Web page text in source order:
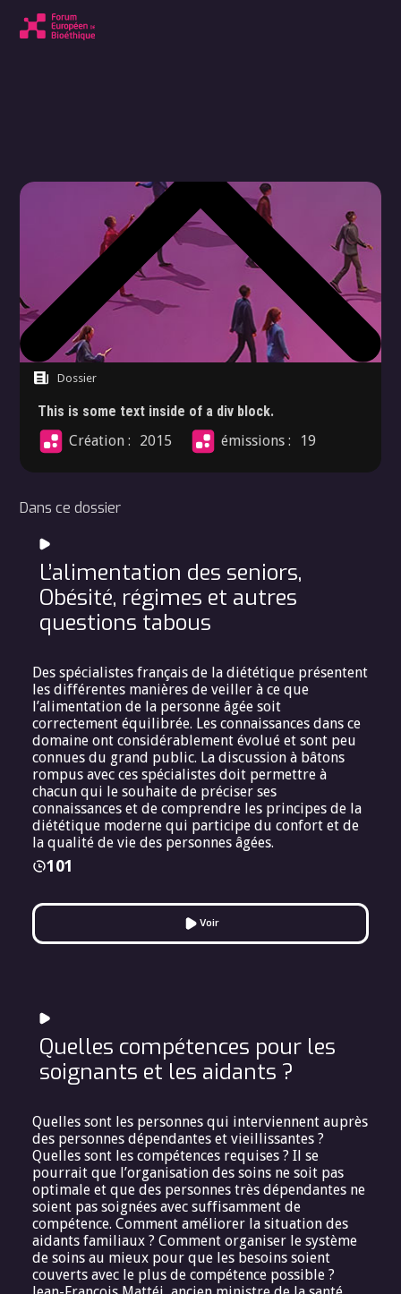
This is some text inside of a div block.
Création :
2015 émissions : 19
Dossier
Dans ce dossier
L’alimentation des seniors,
Obésité, régimes et autres
questions tabous
Des spécialistes français de la diététique présentent
les différentes manières de veiller à ce que
l’alimentation de la personne âgée soit
correctement équilibrée. Les connaissances dans ce
domaine ont considérablement évolué et sont peu
connues du grand public. La discussion à bâtons
rompus avec ces spécialistes doit permettre à
chacun qui le souhaite de préciser ses
connaissances et de comprendre les principes de la
diététique moderne qui participe du confort et de
la qualité de vie des personnes âgées.
101
Voir
Quelles compétences pour les
soignants et les aidants ?
Quelles sont les personnes qui interviennent auprès
des personnes dépendantes et vieillissantes ?
Quelles sont les compétences requises ? Il se
pourrait que l’organisation des soins ne soit pas
optimale et que des personnes très dépendantes ne
soient pas soignées avec suffisamment de
compétence. Comment améliorer la situation des
aidants familiaux ? Comment organiser le système
de soins au mieux pour que les besoins soient
couverts avec le plus de compétence possible ?